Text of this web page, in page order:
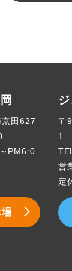
田627
PM6:0
〒
1
営
定